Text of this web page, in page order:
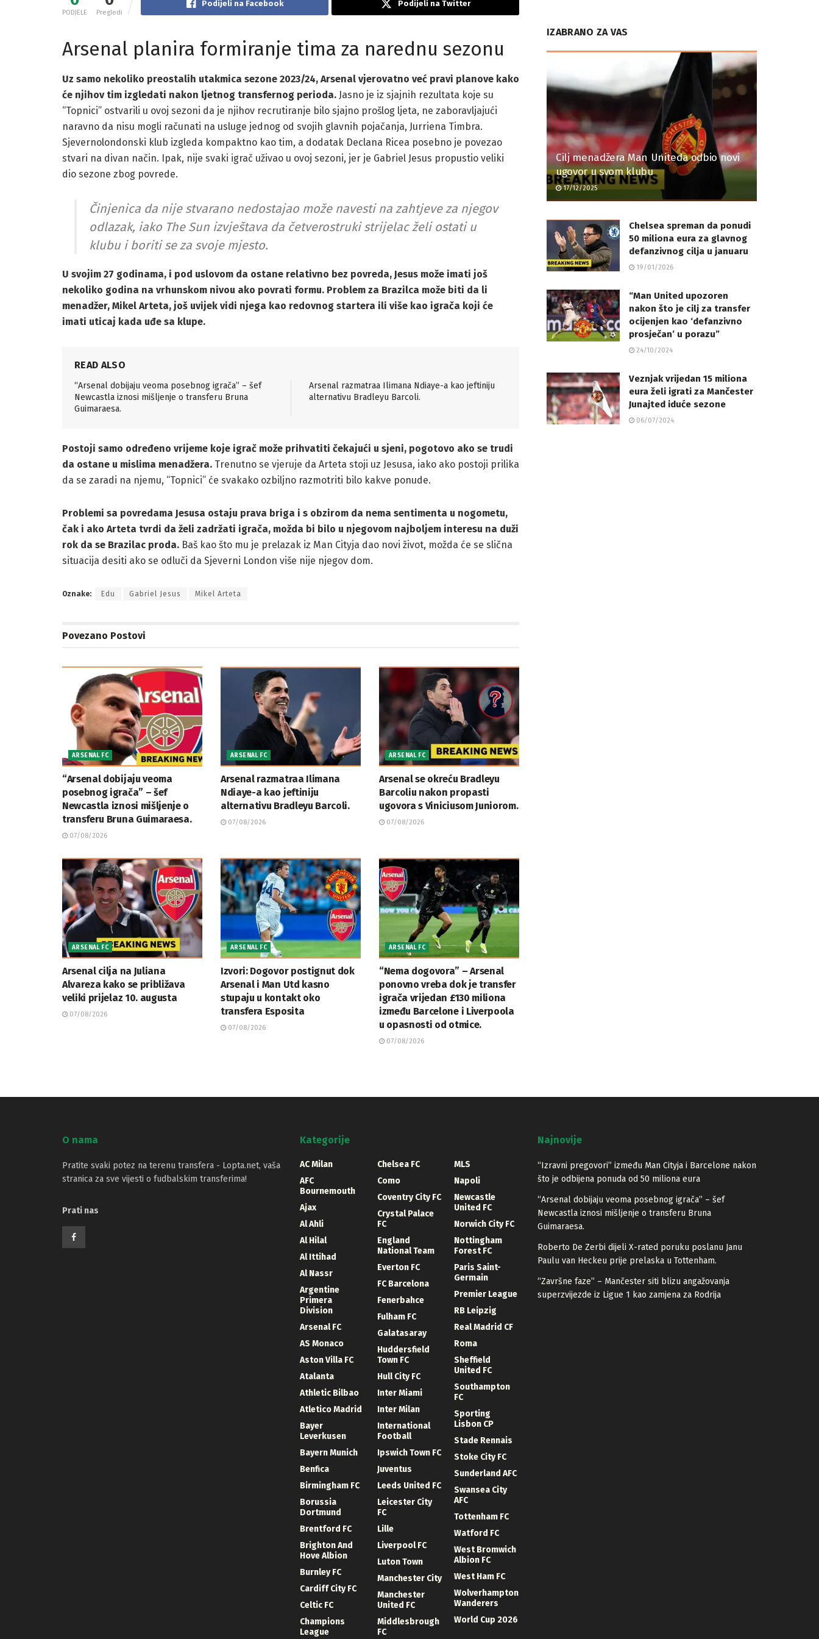
PODJELE Pregledi
Podijeli na Facebook Podijeli na Twitter
Arsenal planira formiranje tima za narednu sezonu
Uz samo nekoliko preostalih utakmica sezone 2023/24, Arsenal vjerovatno već pravi planove kako
će njihov tim izgledati nakon ljetnog transfernog perioda. Jasno je iz sjajnih rezultata koje su
“Topnici” ostvarili u ovoj sezoni da je njihov recrutiranje bilo sjajno prošlog ljeta, ne zaboravljajući
naravno da nisu mogli računati na usluge jednog od svojih glavnih pojačanja, Jurriena Timbra.
Sjevernolondonski klub izgleda kompaktno kao tim, a dodatak Declana Ricea posebno je povezao
stvari na divan način. Ipak, nije svaki igrač uživao u ovoj sezoni, jer je Gabriel Jesus propustio veliki
dio sezone zbog povrede.
Činjenica da nije stvarano nedostajao može navesti na zahtjeve za njegov
odlazak, iako The Sun izvještava da četverostruki strijelac želi ostati u
klubu i boriti se za svoje mjesto.
U svojim 27 godinama, i pod uslovom da ostane relativno bez povreda, Jesus može imati još
nekoliko godina na vrhunskom nivou ako povrati formu. Problem za Brazilca može biti da li
menadžer, Mikel Arteta, još uvijek vidi njega kao redovnog startera ili više kao igrača koji će
imati uticaj kada uđe sa klupe.
READ ALSO
“Arsenal dobijaju veoma posebnog igrača” – šef
Newcastla iznosi mišljenje o transferu Bruna
Guimaraesa.
Arsenal razmatraa Ilimana Ndiaye-a kao jeftiniju
alternativu Bradleyu Barcoli.
Postoji samo određeno vrijeme koje igrač može prihvatiti čekajući u sjeni, pogotovo ako se trudi
da ostane u mislima menadžera. Trenutno se vjeruje da Arteta stoji uz Jesusa, iako ako postoji prilika
da se zaradi na njemu, “Topnici” će svakako ozbiljno razmotriti bilo kakve ponude.
Problemi sa povredama Jesusa ostaju prava briga i s obzirom da nema sentimenta u nogometu,
čak i ako Arteta tvrdi da želi zadržati igrača, možda bi bilo u njegovom najboljem interesu na duži
rok da se Brazilac proda. Baš kao što mu je prelazak iz Man Cityja dao novi život, možda će se slična
situacija desiti ako se odluči da Sjeverni London više nije njegov dom.
Oznake: Edu Gabriel Jesus Mikel Arteta
Povezano Postovi
ARSENAL FC
“Arsenal dobijaju veoma
posebnog igrača” – šef
Newcastla iznosi mišljenje o
transferu Bruna Guimaraesa.
07/08/2026
ARSENAL FC
Arsenal razmatraa Ilimana
Ndiaye-a kao jeftiniju
alternativu Bradleyu Barcoli.
07/08/2026
ARSENAL FC
Arsenal se okreću Bradleyu
Barcoliu nakon propasti
ugovora s Viniciusom Juniorom.
07/08/2026
ARSENAL FC
Arsenal cilja na Juliana
Alvareza kako se približava
veliki prijelaz 10. augusta
07/08/2026
ARSENAL FC
Izvori: Dogovor postignut dok
Arsenal i Man Utd kasno
stupaju u kontakt oko
transfera Esposita
07/08/2026
ARSENAL FC
“Nema dogovora” – Arsenal
ponovno vreba dok je transfer
igrača vrijedan £130 miliona
između Barcelone i Liverpoola
u opasnosti od otmice.
07/08/2026
IZABRANO ZA VAS
Cilj menadžera Man Uniteda odbio novi
ugovor u svom klubu
17/12/2025
Chelsea spreman da ponudi
50 miliona eura za glavnog
defanzivnog cilja u januaru
19/01/2026
“Man United upozoren
nakon što je cilj za transfer
ocijenjen kao ‘defanzivno
prosječan’ u porazu”
24/10/2024
Veznjak vrijedan 15 miliona
eura želi igrati za Mančester
Junajted iduće sezone
06/07/2024
O nama
Pratite svaki potez na terenu transfera - Lopta.net, vaša
stranica za sve vijesti o fudbalskim transferima!
Prati nas
Kategorije
AC Milan
AFC
Bournemouth
Ajax
Al Ahli
Al Hilal
Al Ittihad
Al Nassr
Argentine
Primera
Division
Arsenal FC
AS Monaco
Aston Villa FC
Atalanta
Athletic Bilbao
Atletico Madrid
Bayer
Leverkusen
Bayern Munich
Benfica
Birmingham FC
Borussia
Dortmund
Brentford FC
Brighton And
Hove Albion
Burnley FC
Cardiff City FC
Celtic FC
Champions
League
Chelsea FC
Como
Coventry City FC
Crystal Palace
FC
England
National Team
Everton FC
FC Barcelona
Fenerbahce
Fulham FC
Galatasaray
Huddersfield
Town FC
Hull City FC
Inter Miami
Inter Milan
International
Football
Ipswich Town FC
Juventus
Leeds United FC
Leicester City
FC
Lille
Liverpool FC
Luton Town
Manchester City
Manchester
United FC
Middlesbrough
FC
MLS
Napoli
Newcastle
United FC
Norwich City FC
Nottingham
Forest FC
Paris Saint-
Germain
Premier League
RB Leipzig
Real Madrid CF
Roma
Sheffield
United FC
Southampton
FC
Sporting
Lisbon CP
Stade Rennais
Stoke City FC
Sunderland AFC
Swansea City
AFC
Tottenham FC
Watford FC
West Bromwich
Albion FC
West Ham FC
Wolverhampton
Wanderers
World Cup 2026
Najnovije
“Izravni pregovori” između Man Cityja i Barcelone nakon
što je odbijena ponuda od 50 miliona eura
“Arsenal dobijaju veoma posebnog igrača” – šef
Newcastla iznosi mišljenje o transferu Bruna
Guimaraesa.
Roberto De Zerbi dijeli X-rated poruku poslanu Janu
Paulu van Heckeu prije prelaska u Tottenham.
“Završne faze” – Mančester siti blizu angažovanja
superzvijezde iz Ligue 1 kao zamjena za Rodrija